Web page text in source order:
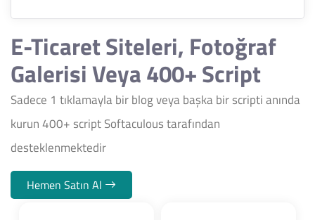
E-Ticaret Siteleri, Fotoğraf
Galerisi Veya 400+ Script
Sadece 1 tıklamayla bir blog veya başka bir scripti anında
kurun 400+ script Softaculous tarafından
desteklenmektedir
Hemen Satın Al